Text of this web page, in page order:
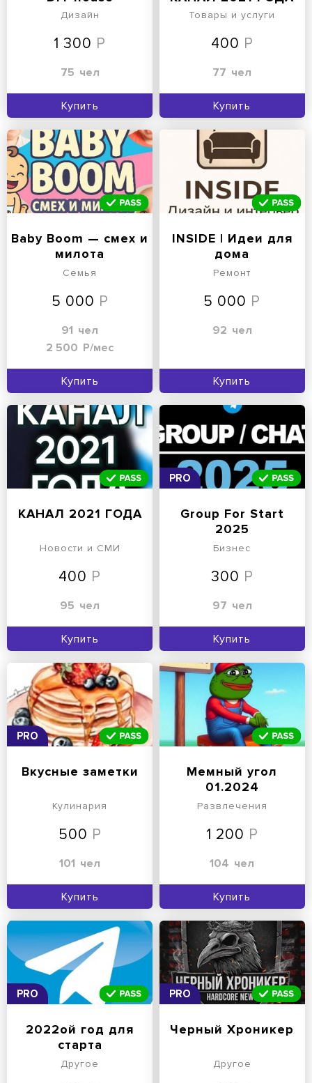
Дизайн
1 300
75 чел
Купить
Товары и услуги
400
77 чел
Купить
Baby Boom — смех и
милота
Семья
5 000
91 чел
2 500 Р/мес
Купить
INSIDE | Идеи для
дома
Ремонт
5 000
92 чел
Купить
КАНАЛ 2021 ГОДА
Новости и СМИ
400
95 чел
Купить
PRO
Group For Start
2025
Бизнес
300
97 чел
Купить
PRO
Вкусные заметки
Кулинария
500
101 чел
Купить
Мемный угол
01.2024
Развлечения
1 200
104 чел
Купить
PRO
2022ой год для
старта
Другое
PRO
Черный Хроникер
Другое